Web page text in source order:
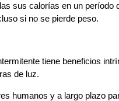
sus calorías en un
si no se pierde peso.
tiene beneficios
de luz.
humanos y a largo plazo